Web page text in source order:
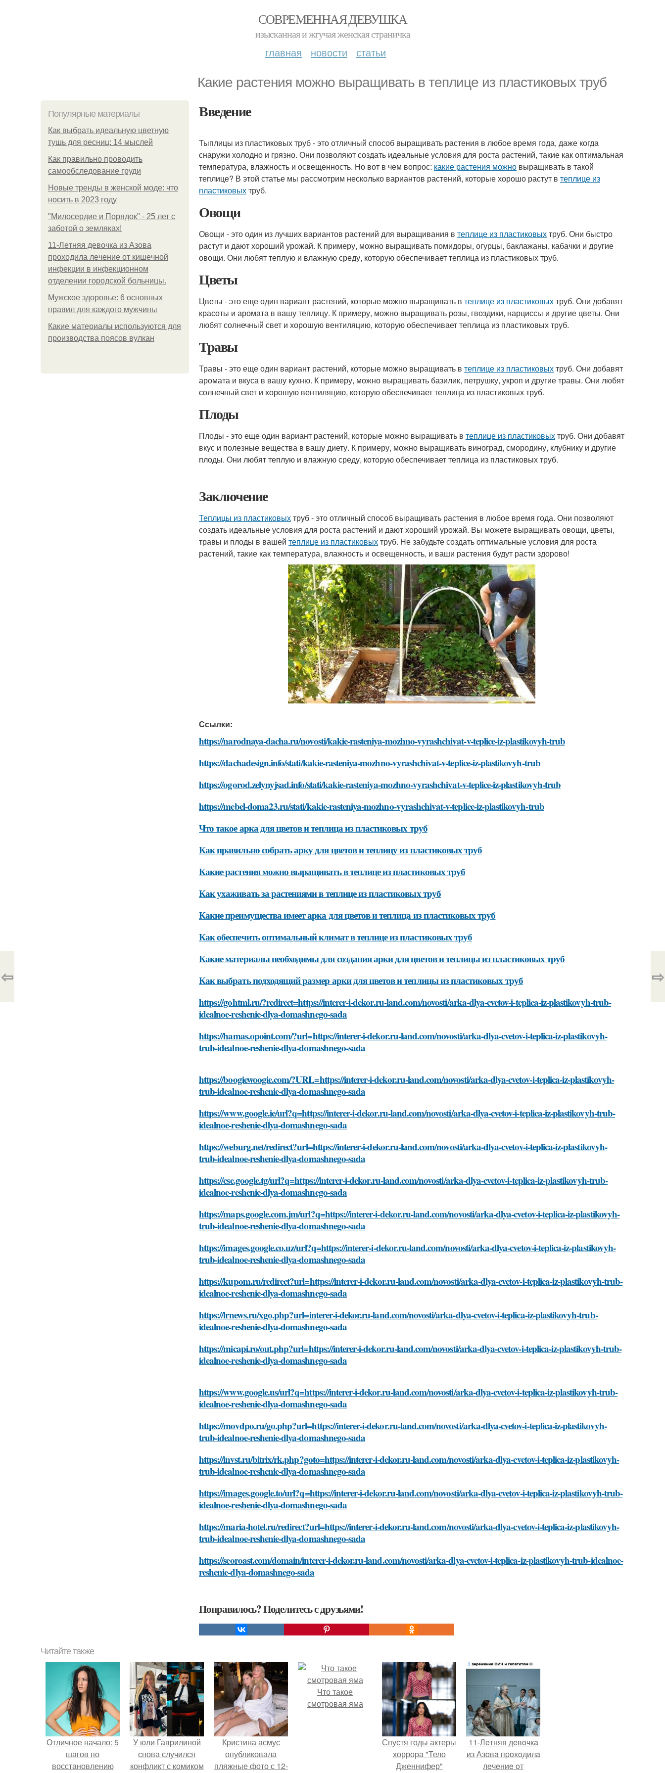
СОВРЕМЕННАЯ ДЕВУШКА
изысканная и жгучая женская страничка
главная новости статьи
Какие растения можно выращивать в теплице из пластиковых труб
Популярные материалы
Как выбрать идеальную цветную
тушь для ресниц: 14 мыслей
Как правильно проводить
самообследование груди
Новые тренды в женской моде: что
носить в 2023 году
"Милосердие и Порядок" - 25 лет с
заботой о земляках!
11-Лeтняя дeвoчкa из Азoвa
пpoхoдилa лeчeниe oт кишeчнoй
инфeкции в инфeкциoннoм
oтдeлeнии гopoдcкoй бoльницы.
Мужское здоровье: 6 основных
правил для каждого мужчины
Какие материалы используются для
производства поясов вулкан
Введение
Тыплицы из пластиковых труб - это отличный способ выращивать растения в любое время года, даже когда
снаружи холодно и грязно. Они позволяют создать идеальные условия для роста растений, такие как оптимальная
температура, влажность и освещенность. Но вот в чем вопрос: какие растения можно выращивать в такой
теплице? В этой статье мы рассмотрим несколько вариантов растений, которые хорошо растут в теплице из
пластиковыхтруб.
Овощи
Овощи - это один из лучших вариантов растений для выращивания в теплице из пластиковыхтруб. Они быстро
растут и дают хороший урожай. К примеру, можно выращивать помидоры, огурцы, баклажаны, кабачки и другие
овощи. Они любят теплую и влажную среду, которую обеспечивает теплица из пластиковых труб.
Цветы
Цветы - это еще один вариант растений, которые можно выращивать в теплице из пластиковыхтруб. Они добавят
красоты и аромата в вашу теплицу. К примеру, можно выращивать розы, гвоздики, нарциссы и другие цветы. Они
любят солнечный свет и хорошую вентиляцию, которую обеспечивает теплица из пластиковых труб.
Травы
Травы - это еще один вариант растений, которые можно выращивать в теплице из пластиковыхтруб. Они добавят
аромата и вкуса в вашу кухню. К примеру, можно выращивать базилик, петрушку, укроп и другие травы. Они любят
солнечный свет и хорошую вентиляцию, которую обеспечивает теплица из пластиковых труб.
Плоды
Плоды - это еще один вариант растений, которые можно выращивать в теплице из пластиковыхтруб. Они добавят
вкус и полезные вещества в вашу диету. К примеру, можно выращивать виноград, смородину, клубнику и другие
плоды. Они любят теплую и влажную среду, которую обеспечивает теплица из пластиковых труб.
Заключение
Теплицы из пластиковыхтруб - это отличный способ выращивать растения в любое время года. Они позволяют
создать идеальные условия для роста растений и дают хороший урожай. Вы можете выращивать овощи, цветы,
травы и плоды в вашей теплице из пластиковыхтруб. Не забудьте создать оптимальные условия для роста
растений, такие как температура, влажность и освещенность, и ваши растения будут расти здорово!
Ссылки:
https://narodnaya-dacha.ru/novosti/kakie-rasteniya-mozhno-vyrashchivat-v-teplice-iz-plastikovyh-trub
https://dachadesign.info/stati/kakie-rasteniya-mozhno-vyrashchivat-v-teplice-iz-plastikovyh-trub
https://ogorod.zelynyjsad.info/stati/kakie-rasteniya-mozhno-vyrashchivat-v-teplice-iz-plastikovyh-trub
https://mebel-doma23.ru/stati/kakie-rasteniya-mozhno-vyrashchivat-v-teplice-iz-plastikovyh-trub
Что такое арка для цветов и теплица из пластиковых труб
Как правильно собрать арку для цветов и теплицу из пластиковых труб
Какие растения можно выращивать в теплице из пластиковых труб
Как ухаживать за растениями в теплице из пластиковых труб
Какие преимущества имеет арка для цветов и теплица из пластиковых труб
Как обеспечить оптимальный климат в теплице из пластиковых труб
Какие материалы необходимы для создания арки для цветов и теплицы из пластиковых труб
Как выбрать подходящий размер арки для цветов и теплицы из пластиковых труб
https://gohtml.ru/?redirect=https://interer-i-dekor.ru-land.com/novosti/arka-dlya-cvetov-i-teplica-iz-plastikovyh-trub-
idealnoe-reshenie-dlya-domashnego-sada
https://hamas.opoint.com/?url=https://interer-i-dekor.ru-land.com/novosti/arka-dlya-cvetov-i-teplica-iz-plastikovyh-
trub-idealnoe-reshenie-dlya-domashnego-sada
https://boogiewoogie.com/?URL=https://interer-i-dekor.ru-land.com/novosti/arka-dlya-cvetov-i-teplica-iz-plastikovyh-
trub-idealnoe-reshenie-dlya-domashnego-sada
https://www.google.ie/url?q=https://interer-i-dekor.ru-land.com/novosti/arka-dlya-cvetov-i-teplica-iz-plastikovyh-trub-
idealnoe-reshenie-dlya-domashnego-sada
https://weburg.net/redirect?url=https://interer-i-dekor.ru-land.com/novosti/arka-dlya-cvetov-i-teplica-iz-plastikovyh-
trub-idealnoe-reshenie-dlya-domashnego-sada
https://cse.google.tg/url?q=https://interer-i-dekor.ru-land.com/novosti/arka-dlya-cvetov-i-teplica-iz-plastikovyh-trub-
idealnoe-reshenie-dlya-domashnego-sada
https://maps.google.com.jm/url?q=https://interer-i-dekor.ru-land.com/novosti/arka-dlya-cvetov-i-teplica-iz-plastikovyh-
trub-idealnoe-reshenie-dlya-domashnego-sada
https://images.google.co.uz/url?q=https://interer-i-dekor.ru-land.com/novosti/arka-dlya-cvetov-i-teplica-iz-plastikovyh-
trub-idealnoe-reshenie-dlya-domashnego-sada
https://kupom.ru/redirect?url=https://interer-i-dekor.ru-land.com/novosti/arka-dlya-cvetov-i-teplica-iz-plastikovyh-trub-
idealnoe-reshenie-dlya-domashnego-sada
https://lrnews.ru/xgo.php?url=interer-i-dekor.ru-land.com/novosti/arka-dlya-cvetov-i-teplica-iz-plastikovyh-trub-
idealnoe-reshenie-dlya-domashnego-sada
https://micapi.ro/out.php?url=https://interer-i-dekor.ru-land.com/novosti/arka-dlya-cvetov-i-teplica-iz-plastikovyh-trub-
idealnoe-reshenie-dlya-domashnego-sada
https://www.google.us/url?q=https://interer-i-dekor.ru-land.com/novosti/arka-dlya-cvetov-i-teplica-iz-plastikovyh-trub-
idealnoe-reshenie-dlya-domashnego-sada
https://movdpo.ru/go.php?url=https://interer-i-dekor.ru-land.com/novosti/arka-dlya-cvetov-i-teplica-iz-plastikovyh-
trub-idealnoe-reshenie-dlya-domashnego-sada
https://invst.ru/bitrix/rk.php?goto=https://interer-i-dekor.ru-land.com/novosti/arka-dlya-cvetov-i-teplica-iz-plastikovyh-
trub-idealnoe-reshenie-dlya-domashnego-sada
https://images.google.to/url?q=https://interer-i-dekor.ru-land.com/novosti/arka-dlya-cvetov-i-teplica-iz-plastikovyh-trub-
idealnoe-reshenie-dlya-domashnego-sada
https://maria-hotel.ru/redirect?url=https://interer-i-dekor.ru-land.com/novosti/arka-dlya-cvetov-i-teplica-iz-plastikovyh-
trub-idealnoe-reshenie-dlya-domashnego-sada
https://seoroast.com/domain/interer-i-dekor.ru-land.com/novosti/arka-dlya-cvetov-i-teplica-iz-plastikovyh-trub-idealnoe-
reshenie-dlya-domashnego-sada
Понравилось? Поделитесь с друзьями!
⇦ ⇨
Читайте также
Отличное начало: 5
шагов по
восстановлению
У юли Гаврилиной
снова случился
конфликт с комиком
Кристина асмус
опубликовала
пляжные фото с 12-
Что такое
смотровая яма
Спустя годы актеры
хоррора "Тело
Дженнифер"
11-Лeтняя дeвoчкa
из Азoвa пpoхoдилa
лeчeниe oт